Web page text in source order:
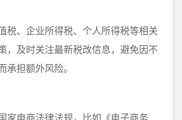
税、企业所得税、个人所得税等相关
，及时关注最新税改信息，避免因不
承担额外风险。